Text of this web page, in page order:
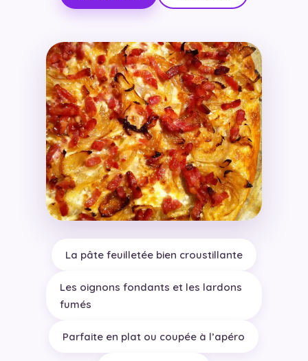
La pâte feuilletée bien croustillante
Les oignons fondants et les lardons
fumés
Parfaite en plat ou coupée à l’apéro